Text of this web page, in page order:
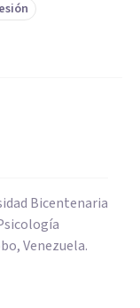
Bicentenaria
Venezuela.